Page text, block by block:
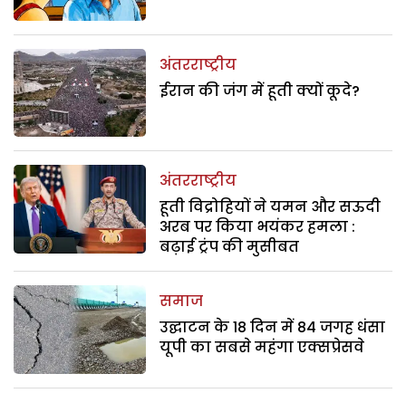
अंतरराष्ट्रीय
ईरान की जंग में हूती क्यों कूदे?
अंतरराष्ट्रीय
हूती विद्रोहियों ने यमन और सऊदी
अरब पर किया भयंकर हमला :
बढ़ाई ट्रंप की मुसीबत
समाज
उद्घाटन के 18 दिन में 84 जगह धंसा
यूपी का सबसे महंगा एक्सप्रेसवे